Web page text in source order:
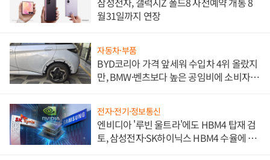
월31일까지 연장
자동차·부품
BYD코리아 가격 앞세워 수입차 4위 올랐지
만, BMW·벤츠보다 높은 공임비에 소비자
전자·전기·정보통신
엔비디아 '루빈 울트라'에도 HBM4 탑재 검
토, 삼성전자·SK하이닉스 HBM4 수율에 주